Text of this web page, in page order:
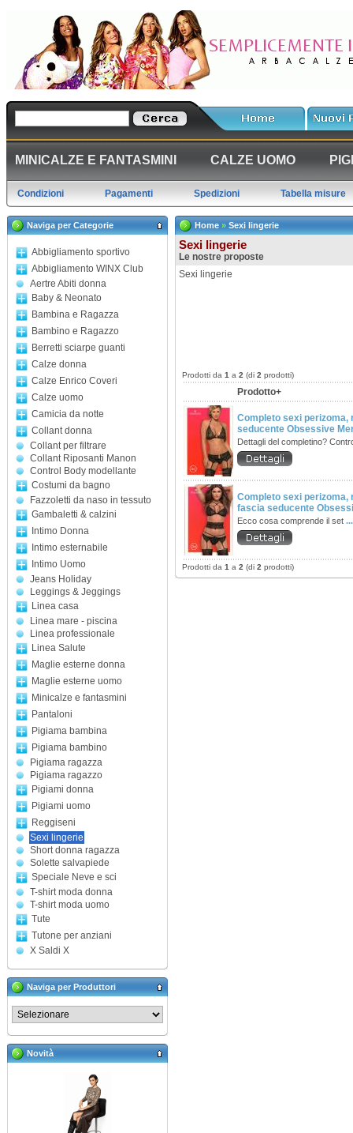
MINICALZE E FANTASMINI CALZE UOMO
Condizioni Pagamenti Spedizioni Tabella misure
Naviga per Categorie
Abbigliamento sportivo
Abbigliamento WINX Club
Aertre Abiti donna
Baby & Neonato
Bambina e Ragazza
Bambino e Ragazzo
Berretti sciarpe guanti
Calze donna
Calze Enrico Coveri
Calze uomo
Camicia da notte
Collant donna
Collant per filtrare
Collant Riposanti Manon
Control Body modellante
Costumi da bagno
Fazzoletti da naso in tessuto
Gambaletti & calzini
Intimo Donna
Intimo esternabile
Intimo Uomo
Jeans Holiday
Leggings & Jeggings
Linea casa
Linea mare - piscina
Linea professionale
Linea Salute
Maglie esterne donna
Maglie esterne uomo
Minicalze e fantasmini
Pantaloni
Pigiama bambina
Pigiama bambino
Pigiama ragazza
Pigiama ragazzo
Pigiami donna
Pigiami uomo
Reggiseni
Sexi lingerie
Short donna ragazza
Solette salvapiede
Speciale Neve e sci
T-shirt moda donna
T-shirt moda uomo
Tute
Tutone per anziani
X Saldi X
Naviga per Produttori
Novità
Home » Sexi lingerie
Sexi lingerie
Le nostre proposte
Sexi lingerie
Prodotti da 1 a 2 (di 2 prodotti)
Prodotto+
Completo sexi perizoma,
seducente Obsessive
Dettagli del completino?
Completo sexi perizoma,
fascia seducente
Ecco cosa comprende il set
Prodotti da 1 a 2 (di 2 prodotti)